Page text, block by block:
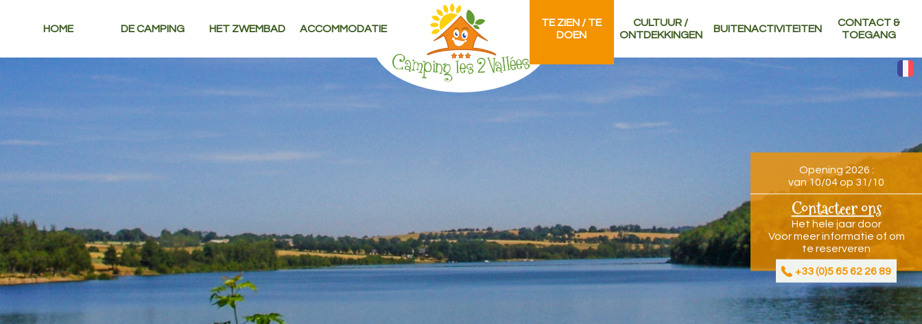
HOME DE CAMPING HET ZWEMBAD ACCOMMODATIE
TE ZIEN / TE
DOEN
CULTUUR /
ONTDEKKINGEN
BUITENACTIVITEITEN
CONTACT &
TOEGANG
Opening 2026 :
van 10/04 op 31/10
Contacteer ons
Het hele jaar door
Voor meer informatie of om
te reserveren
+33 (0)5 65 62 26 89